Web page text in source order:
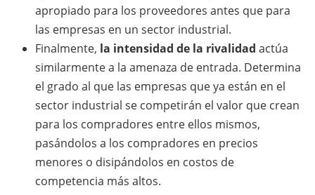
apropiado para los proveedores antes que para
las empresas en un sector industrial.
Finalmente, la intensidad de la rivalidad actúa
similarmente a la amenaza de entrada. Determina
el grado al que las empresas que ya están en el
sector industrial se competirán el valor que crean
para los compradores entre ellos mismos,
pasándolos a los compradores en precios
menores o disipándolos en costos de
competencia más altos.